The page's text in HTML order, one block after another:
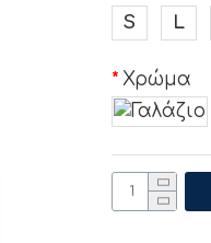
S
L
Χρώμα